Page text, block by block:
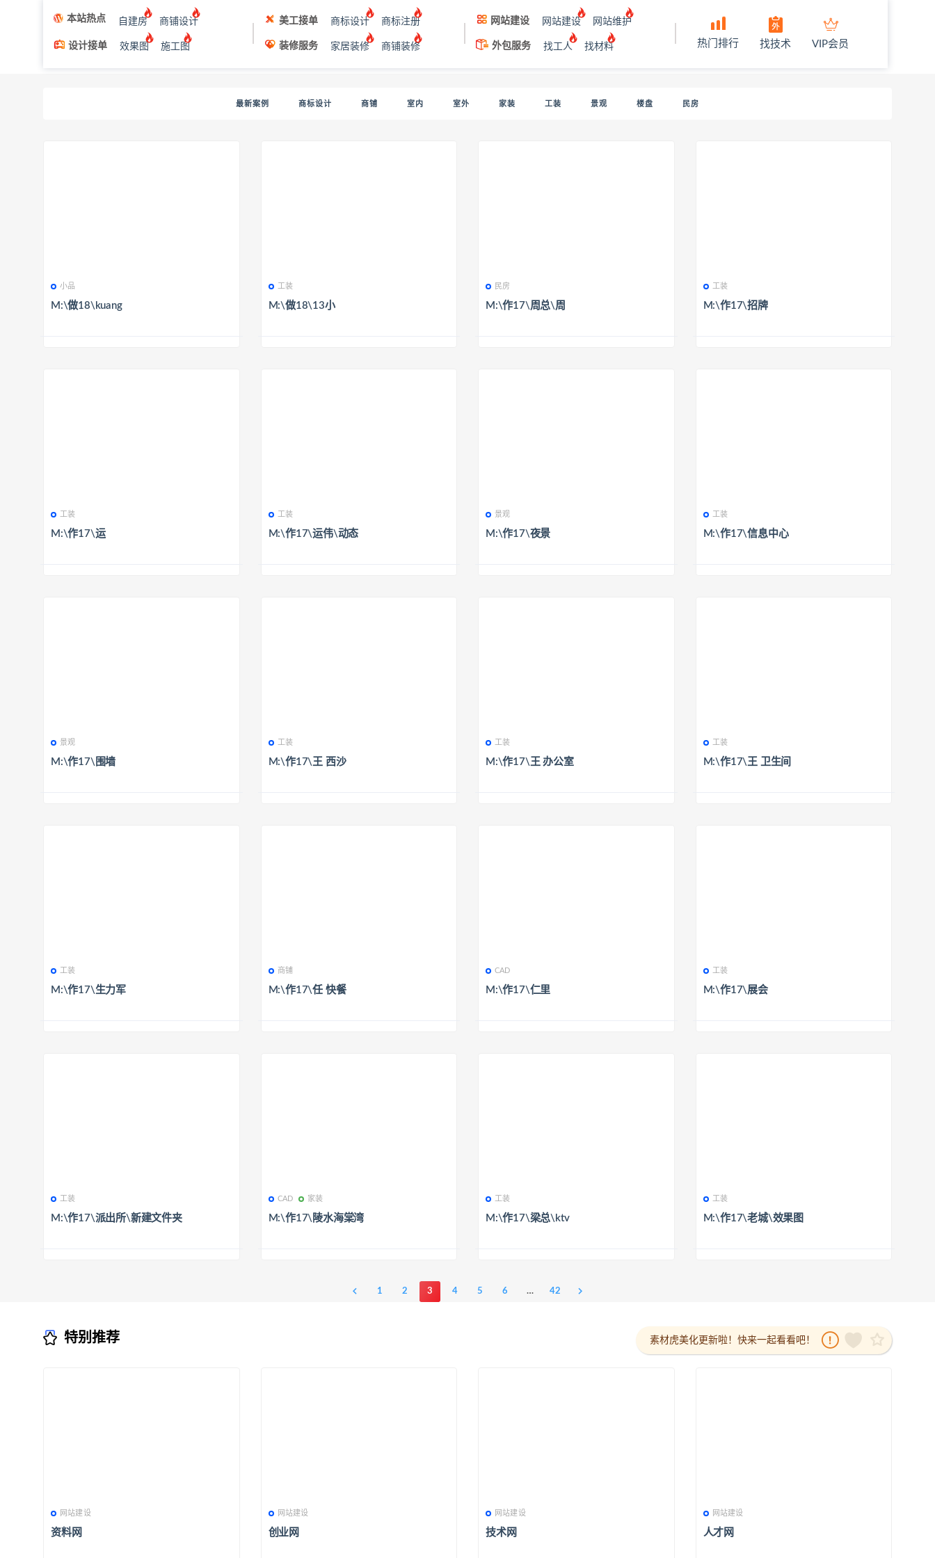
本站热点 自建房 商铺设计
设计接单 效果图 施工图
美工接单 商标设计 商标注册
装修服务 家居装修 商铺装修
网站建设 网站建设 网站维护
外包服务 找工人 找材料 热门排行 找技术 VIP会员
最新案例 商标设计 商铺 室内 室外 家装 工装 景观 楼盘 民房
小品
M:\做18\kuang
工装
M:\做18\13小
民房
M:\作17\周总\周
工装
M:\作17\招牌
工装
M:\作17\运
工装
M:\作17\运伟\动态
景观
M:\作17\夜景
工装
M:\作17\信息中心
景观
M:\作17\围墙
工装
M:\作17\王 西沙
工装
M:\作17\王 办公室
工装
M:\作17\王 卫生间
工装
M:\作17\生力军
商铺
M:\作17\任 快餐
CAD
M:\作17\仁里
工装
M:\作17\展会
工装
M:\作17\派出所\新建文件夹
CAD 家装
M:\作17\陵水海棠湾
工装
M:\作17\梁总\ktv
工装
M:\作17\老城\效果图
1 2 3 4 5 6 … 42
特别推荐 素材虎美化更新啦！快来一起看看吧！
网站建设
资料网
网站建设
创业网
网站建设
技术网
网站建设
人才网